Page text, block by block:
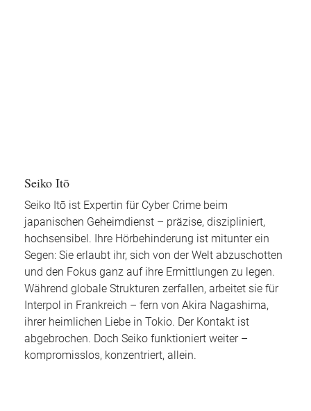
Seiko Itō
Seiko Itō ist Expertin für Cyber Crime beim
japanischen Geheimdienst – präzise, diszipliniert,
hochsensibel. Ihre Hörbehinderung ist mitunter ein
Segen: Sie erlaubt ihr, sich von der Welt abzuschotten
und den Fokus ganz auf ihre Ermittlungen zu legen.
Während globale Strukturen zerfallen, arbeitet sie für
Interpol in Frankreich – fern von Akira Nagashima,
ihrer heimlichen Liebe in Tokio. Der Kontakt ist
abgebrochen. Doch Seiko funktioniert weiter –
kompromisslos, konzentriert, allein.